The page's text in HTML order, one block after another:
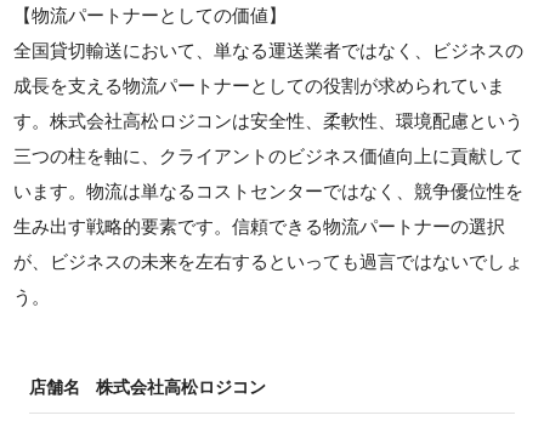
【物流パートナーとしての価値】
全国貸切輸送において、単なる運送業者ではなく、ビジネスの
成長を支える物流パートナーとしての役割が求められていま
す。株式会社高松ロジコンは安全性、柔軟性、環境配慮という
三つの柱を軸に、クライアントのビジネス価値向上に貢献して
います。物流は単なるコストセンターではなく、競争優位性を
生み出す戦略的要素です。信頼できる物流パートナーの選択
が、ビジネスの未来を左右するといっても過言ではないでしょ
う。
店舗名 株式会社高松ロジコン